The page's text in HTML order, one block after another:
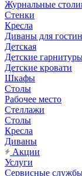
Журнальные
Стенки
Кресла
Диваны для
Детская
Детские
Детские кровати
Шкафы
Столы
Рабочее место
Стеллажи
Столы
Кресла
Диваны
Акции
Услуги
Сервисные